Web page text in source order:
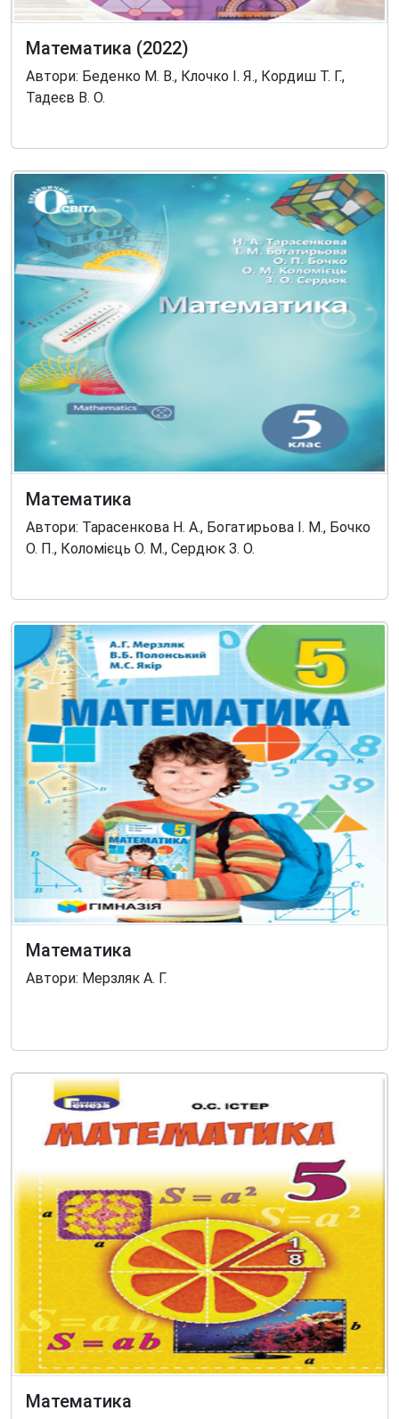
Математика (2022)
Автори: Беденко М. В., Клочко І. Я., Кордиш Т. Г.,
Тадеєв В. О.
Математика
Автори: Тарасенкова Н. А., Богатирьова І. М., Бочко
О. П., Коломієць О. М., Сердюк З. О.
Математика
Автори: Мерзляк А. Г.
Математика